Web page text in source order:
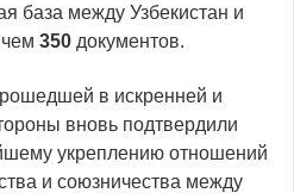
база между Узбекистан и
350 документов.
в искренней и
вновь подтвердили
укреплению отношений
и союзничества между